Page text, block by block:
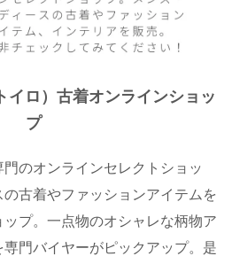
イロ）古着オンラインショッ
プ
門のオンラインセレクトショッ
古着やファッションアイテムを
プ。一点物のオシャレな柄物ア
門バイヤーがピックアップ。是